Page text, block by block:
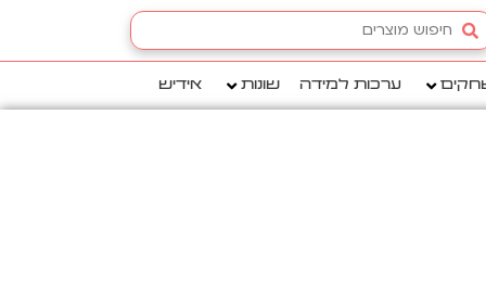
ערכות למידה שונות אידיש